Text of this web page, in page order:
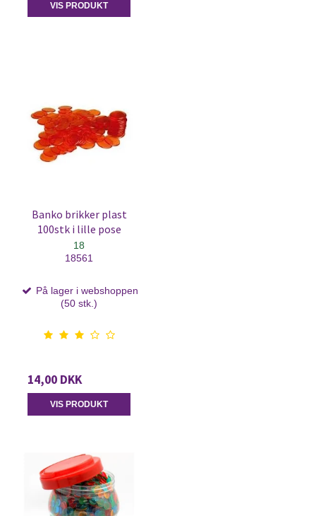
VIS PRODUKT
Banko brikker plast
100stk i lille pose
18
18561
På lager i webshoppen
(50 stk.)
14,00 DKK
VIS PRODUKT